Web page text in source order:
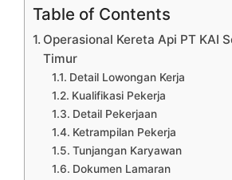
Table of Contents
Operasional Kereta Api PT KAI
Timur
Detail Lowongan Kerja
Kualifikasi Pekerja
Detail Pekerjaan
Ketrampilan Pekerja
Tunjangan Karyawan
Dokumen Lamaran